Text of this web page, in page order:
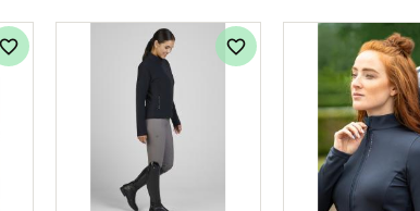
Lägg till i favoriter Lägg till i favoriter